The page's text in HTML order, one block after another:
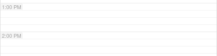
1:00 PM
2:00 PM